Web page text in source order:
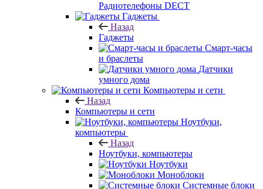
Радиотелефоны DECT
Гаджеты
Назад
Гаджеты
Смарт-часы
и браслеты
Датчики
умного дома
Компьютеры и сети
Назад
Компьютеры и сети
Ноутбуки,
компьютеры
Назад
Ноутбуки, компьютеры
Ноутбуки
Моноблоки
Системные блоки